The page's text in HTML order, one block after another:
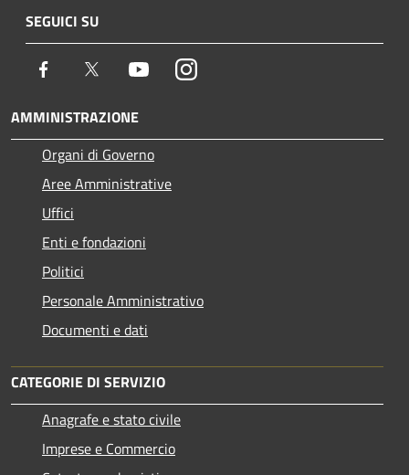
SEGUICI SU
Facebook Twitter YoutubeInstagram
AMMINISTRAZIONE
Organi di Governo
Aree Amministrative
Uffici
Enti e fondazioni
Politici
Personale Amministrativo
Documenti e dati
CATEGORIE DI SERVIZIO
Anagrafe e stato civile
Imprese e Commercio